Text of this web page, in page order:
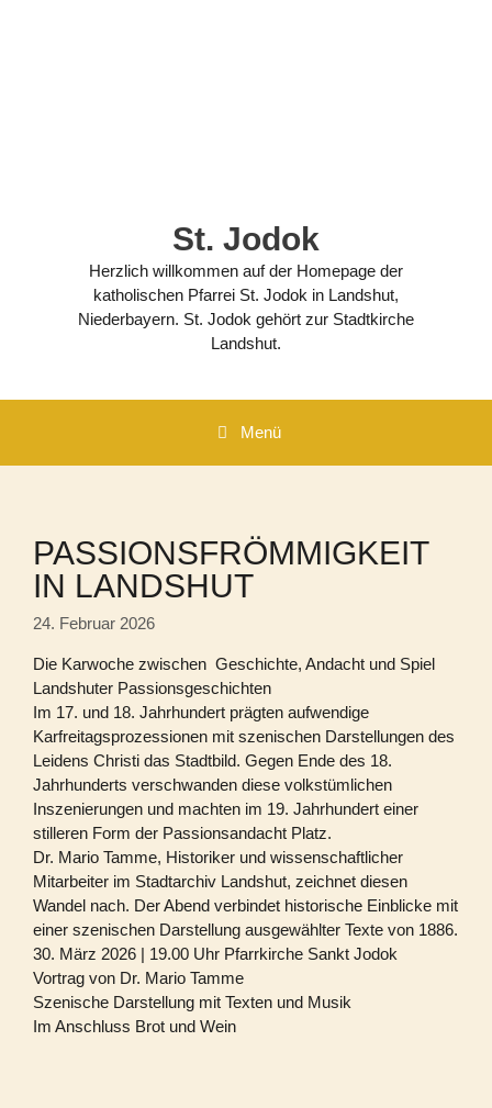
St. Jodok
Herzlich willkommen auf der Homepage der
katholischen Pfarrei St. Jodok in Landshut,
Niederbayern. St. Jodok gehört zur Stadtkirche
Landshut.
Menü
PASSIONSFRÖMMIGKEIT
IN LANDSHUT
24. Februar 2026
Die Karwoche zwischen Geschichte, Andacht und Spiel
Landshuter Passionsgeschichten
Im 17. und 18. Jahrhundert prägten aufwendige
Karfreitagsprozessionen mit szenischen Darstellungen des
Leidens Christi das Stadtbild. Gegen Ende des 18.
Jahrhunderts verschwanden diese volkstümlichen
Inszenierungen und machten im 19. Jahrhundert einer
stilleren Form der Passionsandacht Platz.
Dr. Mario Tamme, Historiker und wissenschaftlicher
Mitarbeiter im Stadtarchiv Landshut, zeichnet diesen
Wandel nach. Der Abend verbindet historische Einblicke mit
einer szenischen Darstellung ausgewählter Texte von 1886.
30. März 2026 | 19.00 Uhr Pfarrkirche Sankt Jodok
Vortrag von Dr. Mario Tamme
Szenische Darstellung mit Texten und Musik
Im Anschluss Brot und Wein